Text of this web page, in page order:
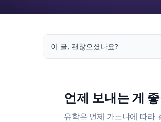
이 글, 괜찮으셨나요?
언제 보내는 게
유학은 언제 가느냐에 따라